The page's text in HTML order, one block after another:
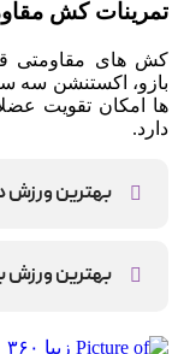
تمرینات کش
کش های مقاومتی
بازو، اکستنشن سه
ها امکان تقویت
دارد.
بهترین ورزش
بهترین ورزش